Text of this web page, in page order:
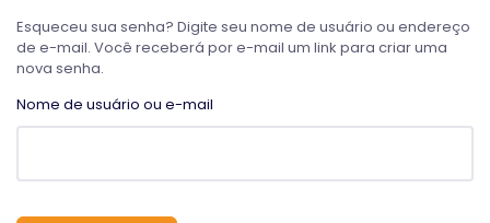
Esqueceu sua senha? Digite seu nome de usuário ou endereço
de e-mail. Você receberá por e-mail um link para criar uma
nova senha.
Nome de usuário ou e-mail